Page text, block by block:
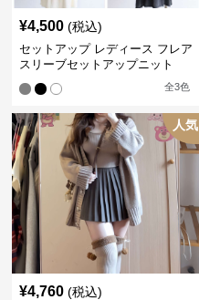
¥4,500 (税込)
セットアップ レディース フレア
スリーブセットアップニット
全3色
人気
¥4,760 (税込)